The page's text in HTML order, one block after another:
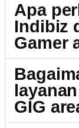
Apa
Indibiz
Gamer
GIG